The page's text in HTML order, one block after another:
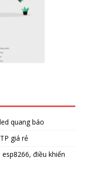
quang báo
giá rẻ
esp8266, điều khiển